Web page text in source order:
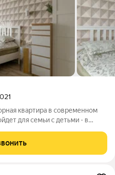
квартира в современном
для семьи с детьми - в
ремонт из современных